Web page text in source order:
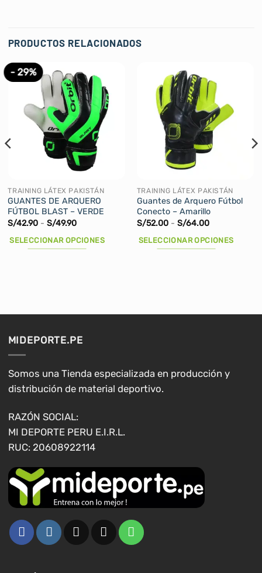
PRODUCTOS RELACIONADOS
- 29%
TRAINING LÁTEX PAKISTÁN
GUANTES DE ARQUERO
FÚTBOL BLAST – VERDE
S/42.90 - S/49.90Rango
precios:
desde
SELECCIONAR OPCIONES
se
pueden
elegir
en
página
de
producto
TRAINING LÁTEX PAKISTÁN
Guantes de Arquero Fútbol
Conecto – Amarillo
S/52.00 - S/64.00Rango
precios:
desde
SELECCIONAR OPCIONES
elegir
en
MIDEPORTE.PE
Somos una Tienda especializada en producción y
distribución de material deportivo.
RAZÓN SOCIAL:
MI DEPORTE PERU E.I.R.L.
RUC: 20608922114